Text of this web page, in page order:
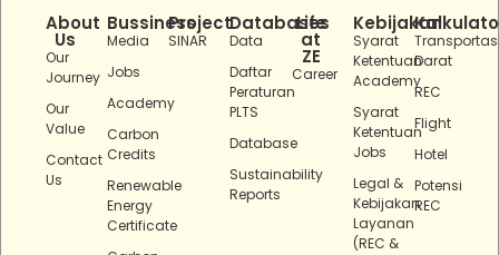
About
Us
Our
Journey
Our
Value
Contact
Us
Bussiness
Media
Jobs
Academy
Carbon
Credits
Renewable
Energy
Certificate
Project
SINAR
Databases
Data
Daftar
Peraturan
PLTS
Database
Sustainability
Reports
Life
at
ZE
Career
Kebijakan
Syarat
Ketentuan
Academy
Syarat
Ketentuan
Jobs
Legal &
Kebijakan
Layanan
(REC &
Darat
REC
Flight
Hotel
Potensi
REC